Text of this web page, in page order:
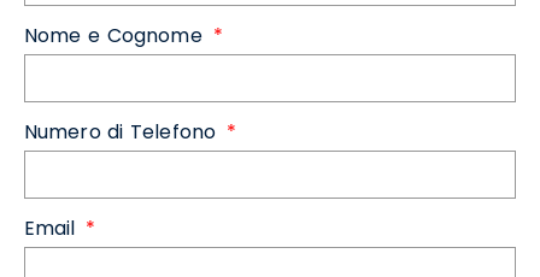
Nome e Cognome
Numero di Telefono
Email